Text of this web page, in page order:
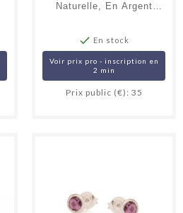
Naturelle, En Argent
 En stock
Voir prix pro - inscription en
2 min
Prix public (€): 35